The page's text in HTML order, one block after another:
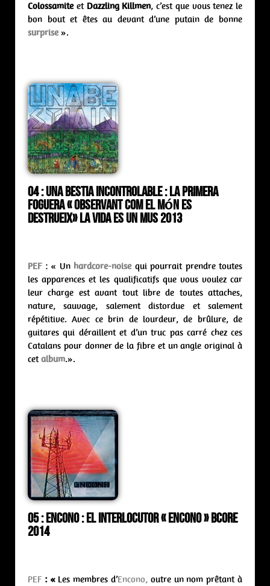
Colossamiteet Dazzling Killmen, c’est que vous tenez le
bon bout et êtes au devant d’une putain de bonne
surprise».
04 : Una Bestia Incontrolable : la primera
foguera « Observant com el món es
destrueix»La Vida Es Un Mus 2013
PEF : « Un hardcore-noisequi pourrait prendre toutes
les apparences et les qualificatifs que vous voulez car
leur charge est avant tout libre de toutes attaches,
nature, sauvage, salement distordue et salement
répétitive. Avec ce brin de lourdeur, de brûlure, de
guitares qui déraillent et d’un truc pas carré chez ces
Catalans pour donner de la fibre et un angle original à
cetalbum.».
05 : Encono : el interlocutor « Encono » Bcore
2014
PEF : « Les membres d’Encono, outre un nom prêtant à